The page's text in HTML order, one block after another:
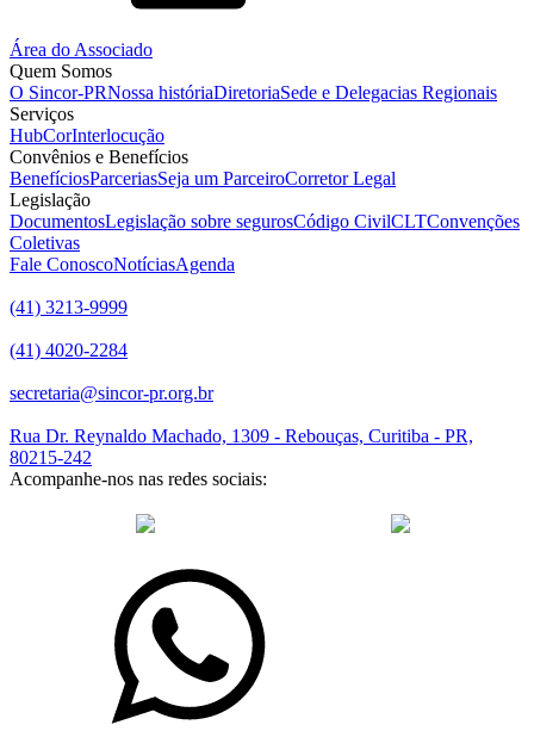
Área do Associado
Quem Somos
O Sincor-PRNossa históriaDiretoriaSede e Delegacias Regionais
Serviços
HubCorInterlocução
Convênios e Benefícios
BenefíciosParceriasSeja um ParceiroCorretor Legal
Legislação
DocumentosLegislação sobre segurosCódigo CivilCLTConvenções
Coletivas
Fale ConoscoNotíciasAgenda
(41) 3213-9999
(41) 4020-2284
secretaria@sincor-pr.org.br
Rua Dr. Reynaldo Machado, 1309 - Rebouças, Curitiba - PR,
80215-242
Acompanhe-nos nas redes sociais: